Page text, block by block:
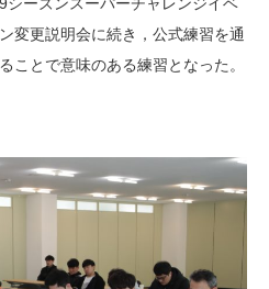
変更説明会に続き，公式練習を通
ことで意味のある練習となった。